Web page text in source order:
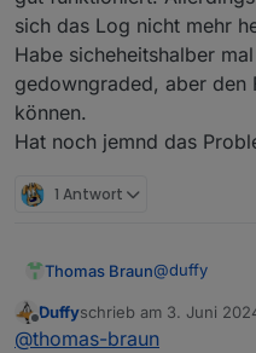
sich das Log nicht mehr
Habe sicheheitshalber
gedowngraded, aber den
können.
Hat noch jemnd das
1 Antwort
Thomas Braun@duffy
Bring es auf
auch die
Offline
Duffyschrieb am 3. Juni
zuletzt editiert von
@thomas-braun